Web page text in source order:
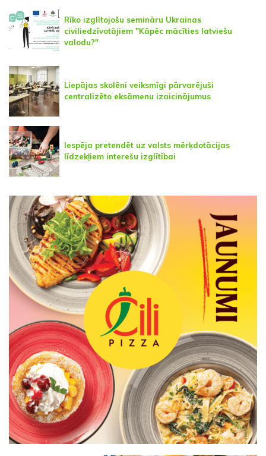
Rīko izglītojošu semināru Ukrainas
civiliedzīvotājiem "Kāpēc mācīties latviešu
valodu?"
Liepājas skolēni veiksmīgi pārvarējuši
centralizēto eksāmenu izaicinājumus
Iespēja pretendēt uz valsts mērķdotācijas
līdzekļiem interešu izglītībai